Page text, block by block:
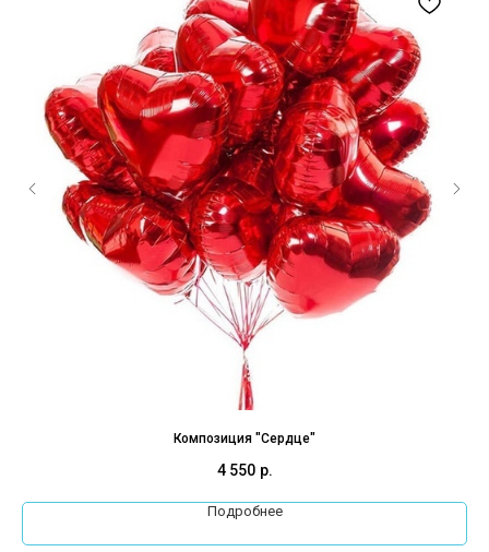
Композиция "Сердце"
4 550 р.
Подробнее